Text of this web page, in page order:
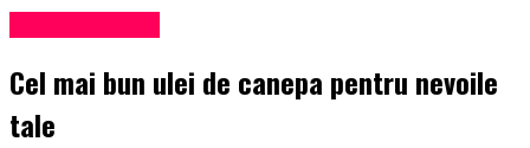
Cel mai bun ulei de canepa pentru nevoile
tale